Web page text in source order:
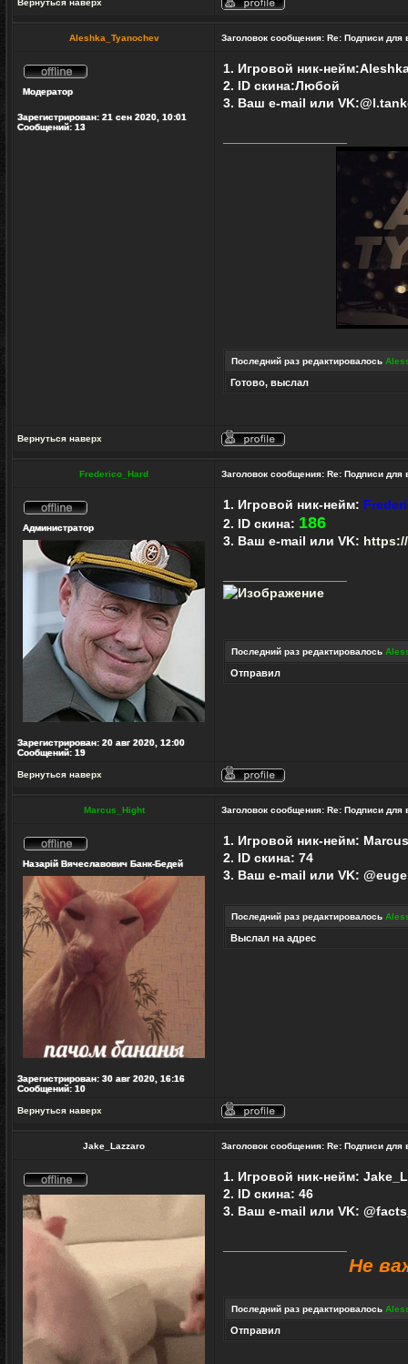
Вернуться наверх
Aleshka_Tyanochev Заголовок сообщения: Re: Подписи для
Модератор
Зарегистрирован: 21 сен 2020, 10:01
Сообщений: 13
1. Игровой ник-
2. ID скина:Любой
3. Ваш e-mail или
Последний раз редактировалось
Готово, выслал
Вернуться наверх
Frederico_Hard Заголовок сообщения: Re: Подписи для
в
сети
Администратор
Зарегистрирован: 20 авг 2020, 12:00
Сообщений: 19
1. Игровой ник-нейм:
2. ID скина: 186
3. Ваш e-mail или VK:
Последний раз редактировалось
Отправил
Вернуться наверх
Marcus_Hight Заголовок сообщения: Re: Подписи для
в
сети
Назарій Вячеславович Банк-Бедей
Зарегистрирован: 30 авг 2020, 16:16
Сообщений: 10
1. Игровой ник-нейм:
2. ID скина: 74
3. Ваш e-mail или VK:
Последний раз редактировалось
Выслал на адрес
Вернуться наверх
Jake_Lazzaro Заголовок сообщения: Re: Подписи для
1. Игровой ник-нейм:
2. ID скина: 46
3. Ваш e-mail или VK:
Не
Последний раз редактировалось
Отправил